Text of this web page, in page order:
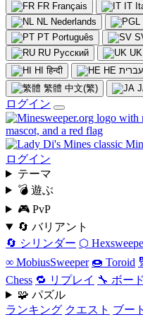
FR Français IT
NL Nederlands
PT Português
RU Русский UK
HI हिन्दी HE עברית
繁體 中文(繁)
ログイン
ログイン
テーマ
💣 遊ぶ
🎮 PvP
🔄 バリアント
🔄 シリンダー ⬡
∞ MobiusSweeper 🍩 Toroid
Chess 🔁 リプレイ 🔧 ボー
🧩 パズル
ランキング クエスト ブー